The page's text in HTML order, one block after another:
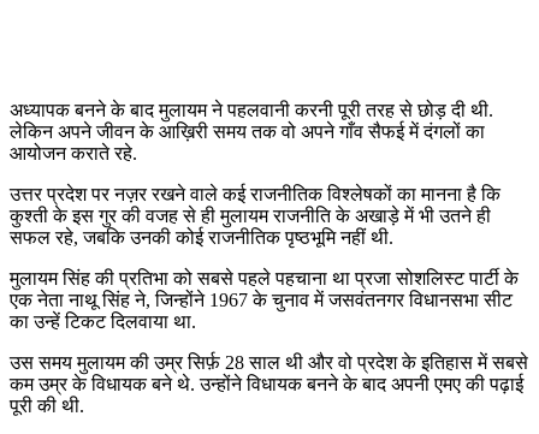
अध्यापक बनने के बाद मुलायम ने पहलवानी करनी पूरी तरह से छोड़ दी थी.
लेकिन अपने जीवन के आख़िरी समय तक वो अपने गाँव सैफई में दंगलों का
आयोजन कराते रहे.
उत्तर प्रदेश पर नज़र रखने वाले कई राजनीतिक विश्लेषकों का मानना है कि
कुश्ती के इस गुर की वजह से ही मुलायम राजनीति के अखाड़े में भी उतने ही
सफल रहे, जबकि उनकी कोई राजनीतिक पृष्ठभूमि नहीं थी.
मुलायम सिंह की प्रतिभा को सबसे पहले पहचाना था प्रजा सोशलिस्ट पार्टी के
एक नेता नाथू सिंह ने, जिन्होंने 1967 के चुनाव में जसवंतनगर विधानसभा सीट
का उन्हें टिकट दिलवाया था.
उस समय मुलायम की उम्र सिर्फ़ 28 साल थी और वो प्रदेश के इतिहास में सबसे
कम उम्र के विधायक बने थे. उन्होंने विधायक बनने के बाद अपनी एमए की पढ़ाई
पूरी की थी.